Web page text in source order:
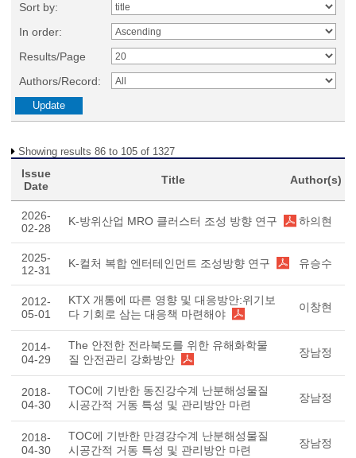
Sort by:
In order:
Results/Page
Authors/Record:
Showing results 86 to 105 of 1327
Issue
Date
Title Author(s)
2026-
02-28
K-방위산업 MRO 클러스터 조성 방향 연구 하의현
2025-
12-31
K-컬처 복합 엔터테인먼트 조성방향 연구 유승수
2012-
05-01
KTX 개통에 따른 영향 및 대응방안:위기보
다 기회로 삼는 대응책 마련해야
이창현
2014-
04-29
The 안전한 전라북도를 위한 유해화학물
질 안전관리 강화방안
장남정
2018-
04-30
TOC에 기반한 동진강수계 난분해성물질
시공간적 거동 특성 및 관리방안 마련
장남정
2018-
04-30
TOC에 기반한 만경강수계 난분해성물질
시공간적 거동 특성 및 관리방안 마련
장남정